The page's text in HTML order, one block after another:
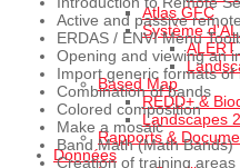
Atlas GFC
Système
Based Map
REDD+ &
Landscapes
Rapports &
Données
Active and passive
ERDAS / ENVI Menu
Opening and viewing an
Import generic formats of
Combination of bands
Colored composition
Make a mosaic
Band Math (Math Bands)
Creation of training areas